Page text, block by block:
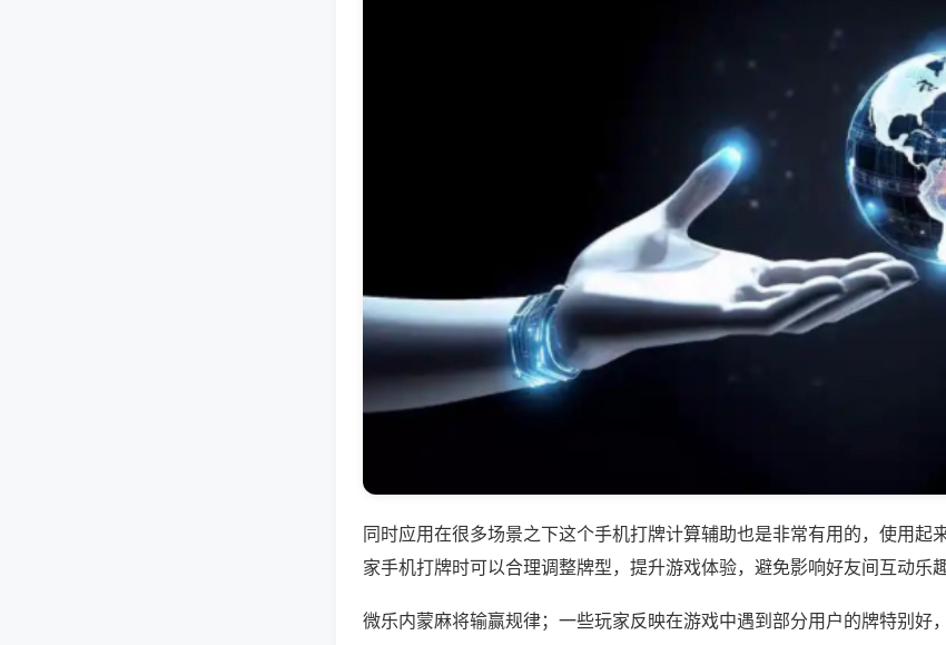
同时应用在很多场景之下这个手机打牌计算辅助也是非常有用的，使用起
家手机打牌时可以合理调整牌型，提升游戏体验，避免影响好友间互动乐趣
微乐内蒙麻将输赢规律；一些玩家反映在游戏中遇到部分用户的牌特别好